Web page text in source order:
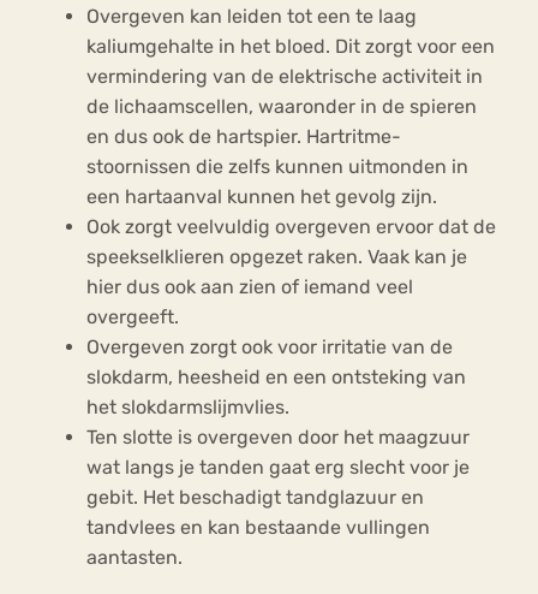
Overgeven kan leiden tot een te laag
kaliumgehalte in het bloed. Dit zorgt voor een
vermindering van de elektrische activiteit in
de lichaamscellen, waaronder in de spieren
en dus ook de hartspier. Hartritme-
stoornissen die zelfs kunnen uitmonden in
een hartaanval kunnen het gevolg zijn.
Ook zorgt veelvuldig overgeven ervoor dat de
speekselklieren opgezet raken. Vaak kan je
hier dus ook aan zien of iemand veel
overgeeft.
Overgeven zorgt ook voor irritatie van de
slokdarm, heesheid en een ontsteking van
het slokdarmslijmvlies.
Ten slotte is overgeven door het maagzuur
wat langs je tanden gaat erg slecht voor je
gebit. Het beschadigt tandglazuur en
tandvlees en kan bestaande vullingen
aantasten.